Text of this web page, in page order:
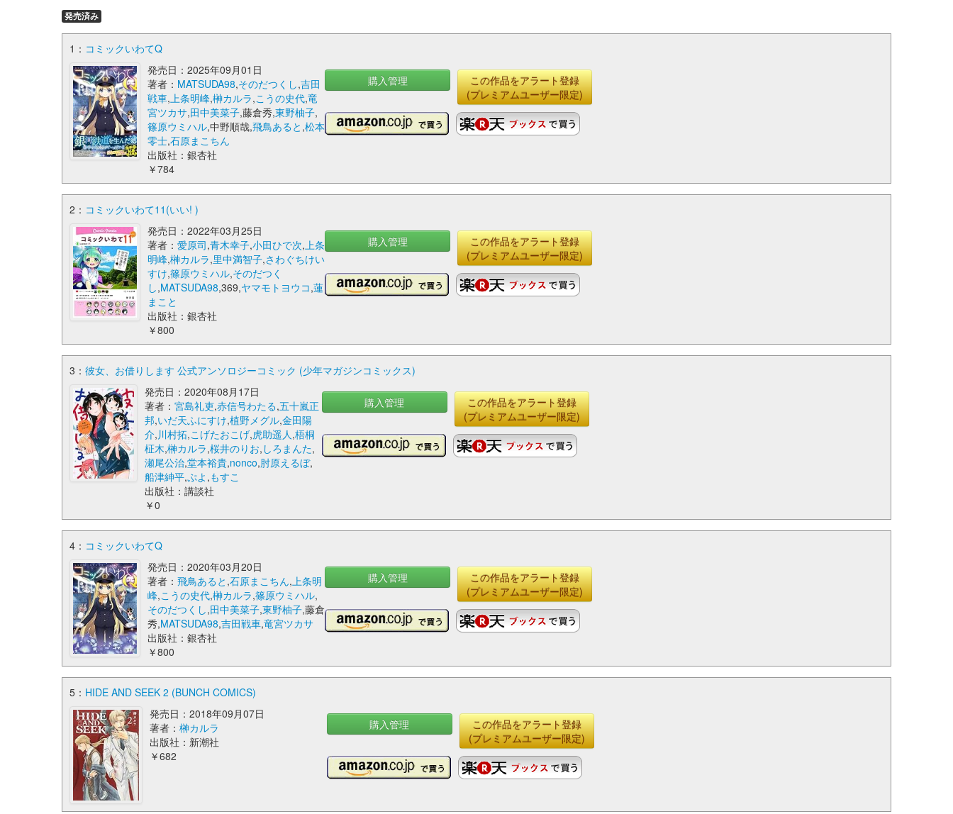
発売済み
1： コミックいわてQ
発売日：2025年09月01日
著者： MATSUDA98,そのだつくし,吉田
戦車,上条明峰,榊カルラ,こうの史代,竜
宮ツカサ,田中美菜子,藤倉秀,東野柚子,
篠原ウミハル,中野順哉,飛鳥あると ,松本
零士,石原まこちん
出版社：銀杏社
￥784
購入管理
この作品をアラート登録
(プレミアムユーザー限定)
2： コミックいわて11(いい! )
発売日：2022年03月25日
著者：愛原司,青木幸子,小田ひで次,上条
明峰,榊カルラ,里中満智子,さわぐちけい
すけ,篠原ウミハル,そのだつく
し,MATSUDA98,369,ヤマモトヨウコ,蓮
まこと
出版社：銀杏社
￥800
購入管理
この作品をアラート登録
(プレミアムユーザー限定)
3： 彼女、お借りします 公式アンソロジーコミック (少年マガジンコミックス)
発売日：2020年08月17日
著者： 宮島礼吏,赤信号わたる,五十嵐正
邦,いだ天ふにすけ,植野メグル,金田陽
介,川村拓,こげたおこげ,虎助遥人,梧桐
柾木,榊カルラ,桜井のりお, しろまんた,
瀬尾公治,堂本裕貴,nonco,肘原えるぼ,
船津紳平,ぷよ ,もすこ
出版社：講談社
￥0
購入管理
この作品をアラート登録
(プレミアムユーザー限定)
4： コミックいわてQ
発売日：2020年03月20日
著者：飛鳥あると ,石原まこちん,上条明
峰,こうの史代,榊カルラ,篠原ウミハル,
そのだつくし,田中美菜子,東野柚子,藤倉
秀,MATSUDA98,吉田戦車,竜宮ツカサ
出版社：銀杏社
￥800
購入管理
この作品をアラート登録
(プレミアムユーザー限定)
5： HIDE AND SEEK 2 (BUNCH COMICS)
発売日：2018年09月07日
著者： 榊カルラ
出版社：新潮社
￥682
購入管理
この作品をアラート登録
(プレミアムユーザー限定)